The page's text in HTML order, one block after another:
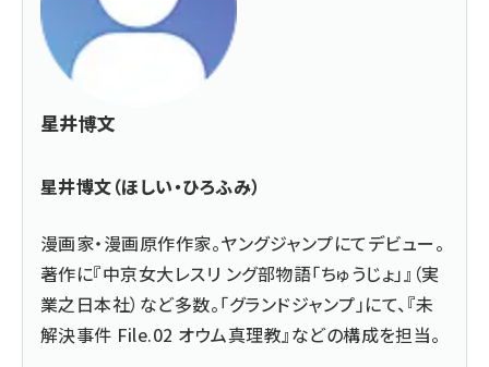
星井博文
星井博文（ほしい・ひろふみ）
漫画家・漫画原作作家。ヤングジャンプにてデビュー。
著作に『中京女大レスリ ング部物語「ちゅうじょ」』（実
業之日本社）など多数。「グランドジャンプ」にて、『未
解決事件 File.02 オウム真理教』などの構成を担当。